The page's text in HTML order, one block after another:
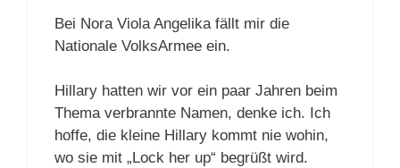
Bei Nora Viola Angelika fällt mir die
Nationale VolksArmee ein.
Hillary hatten wir vor ein paar Jahren beim
Thema verbrannte Namen, denke ich. Ich
hoffe, die kleine Hillary kommt nie wohin,
wo sie mit „Lock her up“ begrüßt wird.